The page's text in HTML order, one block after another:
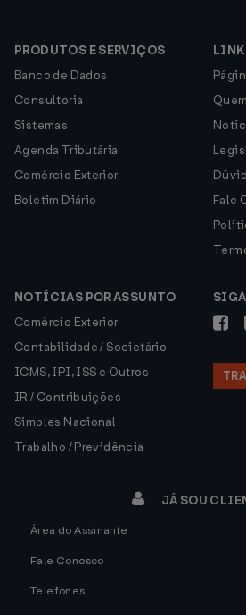
PRODUTOS E SERVIÇOS
Banco de Dados
Consultoria
Sistemas
Agenda Tributária
Comércio Exterior
Boletim Diário
Fale
NOTÍCIAS POR ASSUNTO
Comércio Exterior
Contabilidade / Societário
ICMS, IPI, ISS e Outros
IR / Contribuições
Simples Nacional
Trabalho / Previdência
JÁ SOU
Área do Assinante
Fale Conosco
Telefones